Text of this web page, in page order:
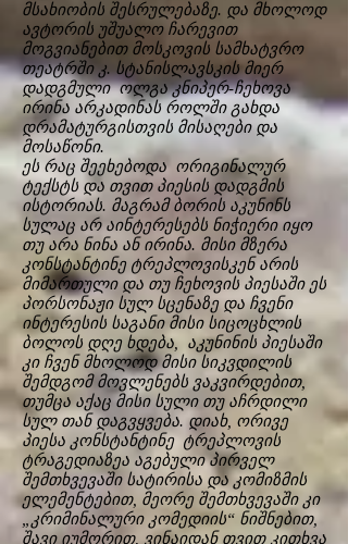
მსახიობის შესრულებაზე. და მხოლოდ
ავტორის უშუალო ჩარევით
მოგვიანებით მოსკოვის სამხატვრო
თეატრში კ. სტანისლავსკის მიერ
დადგმული ოლგა კნიპერ-ჩეხოვა
ირინა არკადინას როლში გახდა
დრამატურგისთვის მისაღები და
მოსაწონი.
ეს რაც შეეხებოდა ორიგინალურ
ტექსტს და თვით პიესის დადგმის
ისტორიას. მაგრამ ბორის აკუნინს
სულაც არ აინტერესებს ნიჭიერი იყო
თუ არა ნინა ან ირინა. მისი მზერა
კონსტანტინე ტრეპლოვისკენ არის
მიმართული და თუ ჩეხოვის პიესაში ეს
პორსონაჟი სულ სცენაზე და ჩვენი
ინტერესის საგანი მისი სიცოცხლის
ბოლოს დღე ხდება, აკუნინის პიესაში
კი ჩვენ მხოლოდ მისი სიკვდილის
შემდგომ მოვლენებს ვაკვირდებით,
თუმცა აქაც მისი სული თუ აჩრდილი
სულ თან დაგვყვება. დიახ, ორივე
პიესა კონსტანტინე ტრეპლოვის
ტრაგედიაზეა აგებული პირველ
შემთხვევაში სატირისა და კომიზმის
ელემენტებით, მეორე შემთხვევაში კი
„კრიმინალური კომედიის“ ნიშნებით,
შავი იუმორით, ვინაიდან თვით კითხვა